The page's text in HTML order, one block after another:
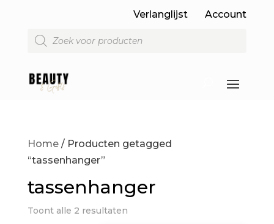
Verlanglijst
Account
Producten
zoeken
Home/ Producten getagged
“tassenhanger”
tassenhanger
Toont alle 2 resultaten